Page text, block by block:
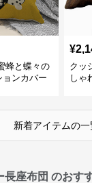
蜂と蝶々の
ョンカバー
¥
クッ
しゃ
新着アイテムの
長座布団 のおす